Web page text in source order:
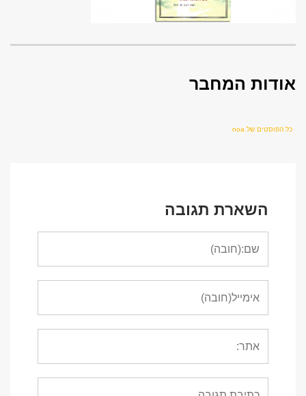
אודות המחבר
כל הפוסטים של noa
השארת תגובה